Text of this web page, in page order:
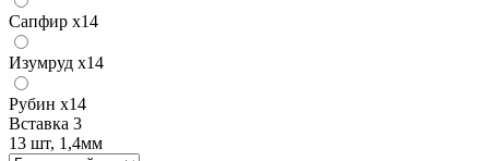
Сапфир x14
Изумруд x14
Рубин x14
Вставка 3
13 шт, 1,4мм